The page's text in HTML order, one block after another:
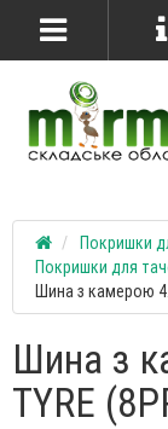
Покришки
Покришки для
Шина з камерою
Шина з
TYRE